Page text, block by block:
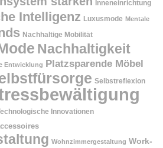
Inneneinrichtung
Intelligenz Luxusmode Mentale
Nachhaltige Mobilität
Nachhaltigkeit
Entwicklung Platzsparende Möbel
Selbstreflexion
Innovationen
Wohnzimmergestaltung Work-